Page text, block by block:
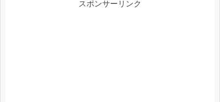
スポンサーリンク